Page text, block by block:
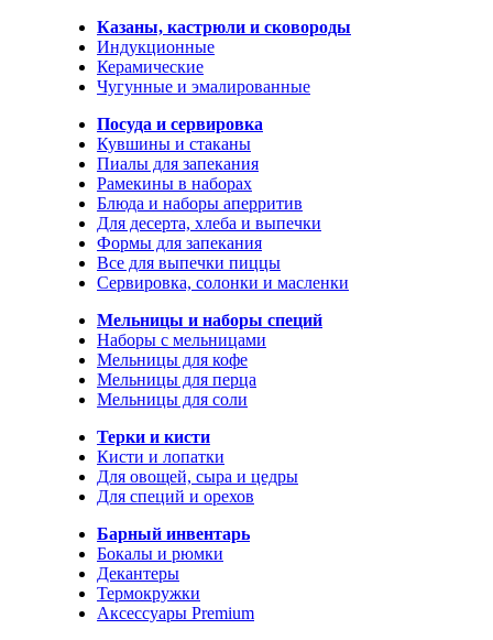
Казаны, кастрюли и сковороды
Индукционные
Керамические
Чугунные и эмалированные
Посуда и сервировка
Кувшины и стаканы
Пиалы для запекания
Рамекины в наборах
Блюда и наборы аперритив
Для десерта, хлеба и выпечки
Формы для запекания
Все для выпечки пиццы
Сервировка, солонки и масленки
Мельницы и наборы специй
Наборы с мельницами
Мельницы для кофе
Мельницы для перца
Мельницы для соли
Терки и кисти
Кисти и лопатки
Для овощей, сыра и цедры
Для специй и орехов
Барный инвентарь
Бокалы и рюмки
Декантеры
Термокружки
Аксессуары Premium